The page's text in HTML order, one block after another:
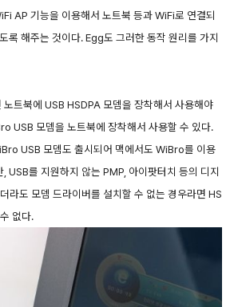
AP 기능을 이용해서 노트북 등과 WiFi로 연결되
록 해주는 것이다. Egg도 그러한 동작 원리를 가지
트북에 USB HSDPA 모뎀을 장착해서 사용해야
USB 모뎀을 노트북에 장착해서 사용할 수 있다.
USB 모뎀도 출시되어 맥에서도 WiBro를 이용
USB를 지원하지 않는 PMP, 아이팟터치 등의 디지
라도 모뎀 드라이버를 설치할 수 없는 경우라면 HS
없다.